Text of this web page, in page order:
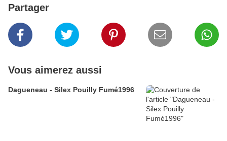
Partager
Vous aimerez aussi
Dagueneau - Silex Pouilly Fumé1996